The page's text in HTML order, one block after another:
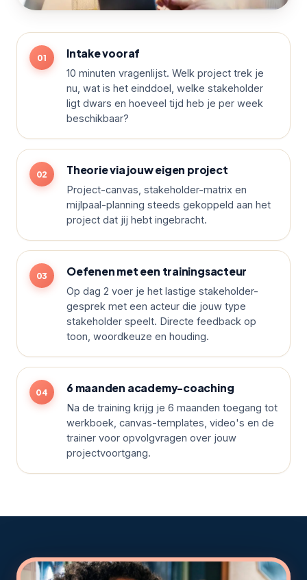
Intake vooraf
10 minuten vragenlijst. Welk project trek je
nu, wat is het einddoel, welke stakeholder
ligt dwars en hoeveel tijd heb je per week
beschikbaar?
Theorie via jouw eigen project
Project-canvas, stakeholder-matrix en
mijlpaal-planning steeds gekoppeld aan het
project dat jij hebt ingebracht.
Oefenen met een trainingsacteur
Op dag 2 voer je het lastige stakeholder-
gesprek met een acteur die jouw type
stakeholder speelt. Directe feedback op
toon, woordkeuze en houding.
6 maanden academy-coaching
Na de training krijg je 6 maanden toegang tot
werkboek, canvas-templates, video's en de
trainer voor opvolgvragen over jouw
projectvoortgang.